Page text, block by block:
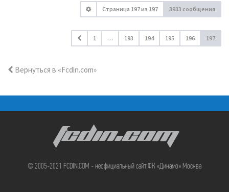
Страница 197из 197 3933 сообщения
1 … 193 194 195 196 197
Вернуться в «Fcdin.com»
FCDIN.COM
© 2005-2021 FCDIN.COM - неофициальный сайт ФК «Динамо» Москва